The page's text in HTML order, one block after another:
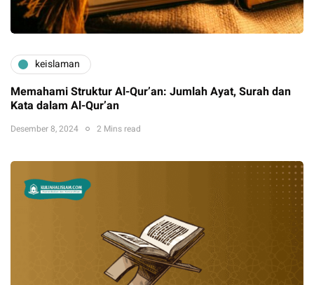
keislaman
Memahami Struktur Al-Qur’an: Jumlah Ayat, Surah dan
Kata dalam Al-Qur’an
Desember 8, 2024 2 Mins read